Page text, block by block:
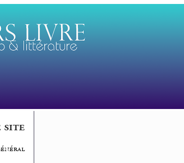
site